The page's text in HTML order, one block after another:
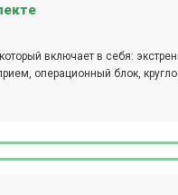
включает в себя:
операционный блок,